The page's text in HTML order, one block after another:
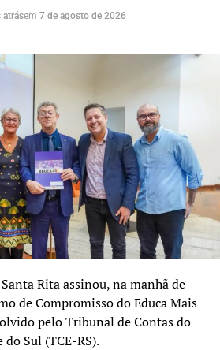
atrásem 7 de agosto de 2026
Rita assinou, na manhã de
de Compromisso do Educa Mais
pelo Tribunal de Contas do
Sul (TCE-RS).